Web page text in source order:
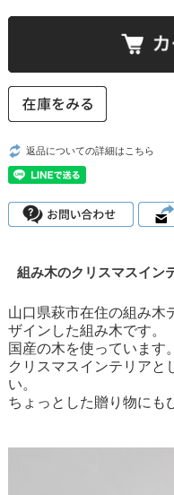
返品についての詳細はこちら
組み木のクリスマスイン
山口県萩市在住の組み
ザインした組み木です。
国産の木を使っています。
クリスマスインテリアと
い。
ちょっとした贈り物にも